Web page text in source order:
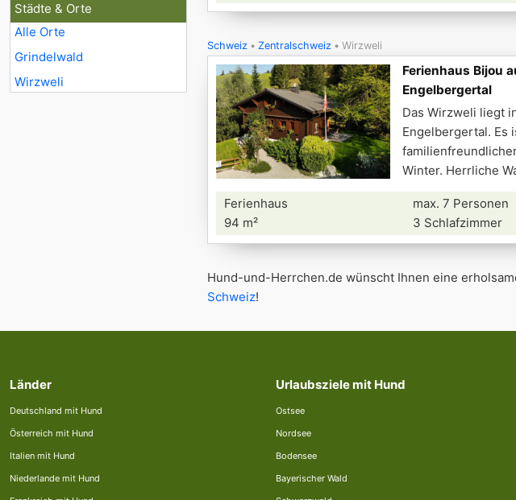
Städte & Orte
Alle Orte
Grindelwald
Wirzweli
Schweiz Zentralschweiz Wirzweli
Ferienhaus Bijou
Engelbergertal
Das Wirzweli liegt
Engelbergertal. Es
Winter. Herrliche
Ferienhaus
94 m²
max. 7 Personen
3 Schlafzimmer
Hund-und-Herrchen.de wünscht Ihnen eine
Schweiz!
Länder
Deutschland mit Hund
Österreich mit Hund
Italien mit Hund
Niederlande mit Hund
Urlaubsziele mit Hund
Ostsee
Nordsee
Bodensee
Bayerischer Wald